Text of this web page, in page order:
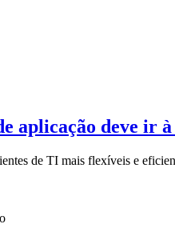
aplicação deve ir à
de TI mais flexíveis e